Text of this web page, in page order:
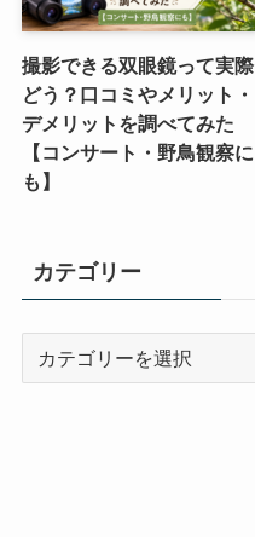
撮影できる双眼鏡って実際
どう？口コミやメリット・
デメリットを調べてみた
【コンサート・野鳥観察に
も】
カテゴリー